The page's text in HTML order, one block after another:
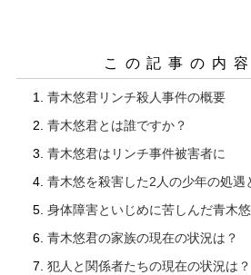
この記事の内容
青木悠君リンチ殺人事件の概要
青木悠君とは誰ですか？
青木悠君はリンチ事件被害者に
青木悠を殺害した2人の少年の処遇
身体障害といじめに苦しんだ青木
青木悠君の家族の現在の状況は？
犯人と関係者たちの現在の状況は？